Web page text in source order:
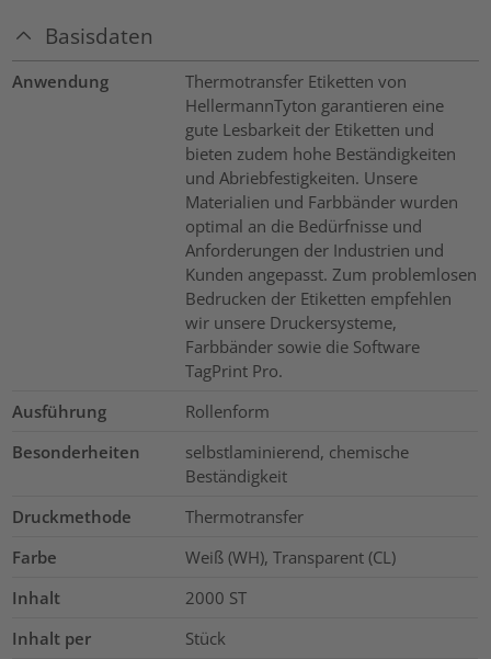
Basisdaten
Anwendung
Thermotransfer Etiketten von
HellermannTyton garantieren eine
gute Lesbarkeit der Etiketten und
bieten zudem hohe Beständigkeiten
und Abriebfestigkeiten. Unsere
Materialien und Farbbänder wurden
optimal an die Bedürfnisse und
Anforderungen der Industrien und
Kunden angepasst. Zum problemlosen
Bedrucken der Etiketten empfehlen
wir unsere Druckersysteme,
Farbbänder sowie die Software
TagPrint Pro.
Ausführung
Rollenform
Besonderheiten
selbstlaminierend, chemische
Beständigkeit
Druckmethode
Thermotransfer
Farbe
Weiß (WH), Transparent (CL)
Inhalt
2000 ST
Inhalt per
Stück